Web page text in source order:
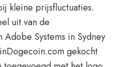
kleine prijsfluctuaties.
uit van de
Systems in Sydney
gekocht